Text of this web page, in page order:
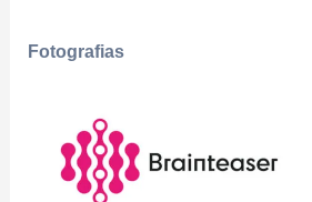
Fotografias